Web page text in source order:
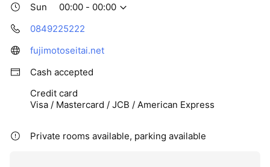
Sun
00:00 - 00:00
0849225222
fujimotoseitai.net
Cash accepted
Credit card
Visa / Mastercard / JCB / American Express
Private rooms available, parking available